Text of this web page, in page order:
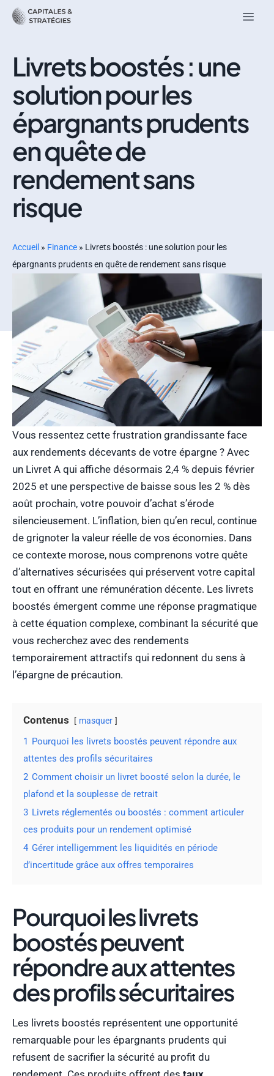
Livrets boostés : une
solution pour les
épargnants prudents
en quête de
rendement sans
risque
Accueil » Finance » Livrets boostés : une solution pour les
épargnants prudents en quête de rendement sans risque
Vous ressentez cette frustration grandissante face
aux rendements décevants de votre épargne ? Avec
un Livret A qui affiche désormais 2,4 % depuis février
2025 et une perspective de baisse sous les 2 % dès
août prochain, votre pouvoir d’achat s’érode
silencieusement. L’inflation, bien qu’en recul, continue
de grignoter la valeur réelle de vos économies. Dans
ce contexte morose, nous comprenons votre quête
d’alternatives sécurisées qui préservent votre capital
tout en offrant une rémunération décente. Les livrets
boostés émergent comme une réponse pragmatique
à cette équation complexe, combinant la sécurité que
vous recherchez avec des rendements
temporairement attractifs qui redonnent du sens à
l’épargne de précaution.
Contenus masquer
1 Pourquoi les livrets boostés peuvent répondre aux
attentes des profils sécuritaires
2 Comment choisir un livret boosté selon la durée, le
plafond et la souplesse de retrait
3 Livrets réglementés ou boostés : comment articuler
ces produits pour un rendement optimisé
4 Gérer intelligemment les liquidités en période
d’incertitude grâce aux offres temporaires
Pourquoi les livrets
boostés peuvent
répondre aux attentes
des profils sécuritaires
Les livrets boostés représentent une opportunité
remarquable pour les épargnants prudents qui
refusent de sacrifier la sécurité au profit du